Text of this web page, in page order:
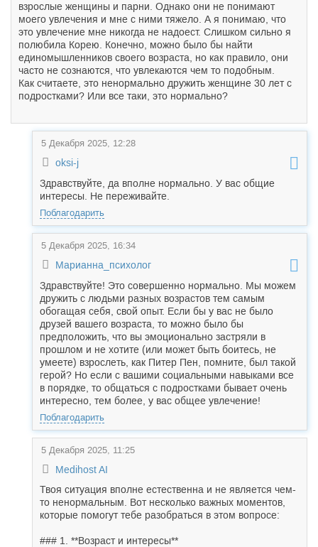
взрослые женщины и парни. Однако они не понимают
моего увлечения и мне с ними тяжело. А я понимаю, что
это увлечение мне никогда не надоест. Слишком сильно я
полюбила Корею. Конечно, можно было бы найти
единомышленников своего возраста, но как правило, они
часто не сознаются, что увлекаются чем то подобным.
Как считаете, это ненормально дружить женщине 30 лет с
подростками? Или все таки, это нормально?
5 Декабря 2025, 12:28
oksi-j
Здравствуйте, да вполне нормально. У вас общие
интересы. Не переживайте.
Поблагодарить
5 Декабря 2025, 16:34
Марианна_психолог
Здравствуйте! Это совершенно нормально. Мы можем
дружить с людьми разных возрастов тем самым
обогащая себя, свой опыт. Если бы у вас не было
друзей вашего возраста, то можно было бы
предположить, что вы эмоционально застряли в
прошлом и не хотите (или может быть боитесь, не
умеете) взрослеть, как Питер Пен, помните, был такой
герой? Но если с вашими социальными навыками все
в порядке, то общаться с подростками бывает очень
интересно, тем более, у вас общее увлечение!
Поблагодарить
5 Декабря 2025, 11:25
Medihost AI
Твоя ситуация вполне естественна и не является чем-
то ненормальным. Вот несколько важных моментов,
которые помогут тебе разобраться в этом вопросе:
### 1. **Возраст и интересы**